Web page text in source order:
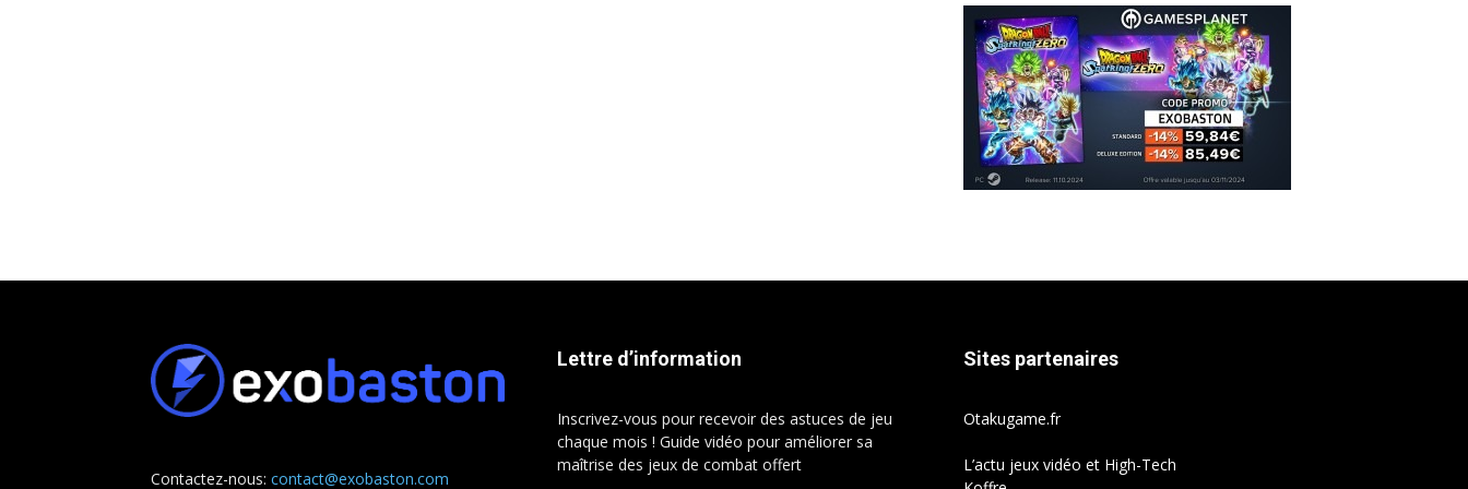
Contactez-nous: contact@exobaston.com
Lettre d’information
Inscrivez-vous pour recevoir des astuces de jeu
chaque mois ! Guide vidéo pour améliorer sa
maîtrise des jeux de combat offert
Sites partenaires
Otakugame.fr
L’actu jeux vidéo et High-Tech